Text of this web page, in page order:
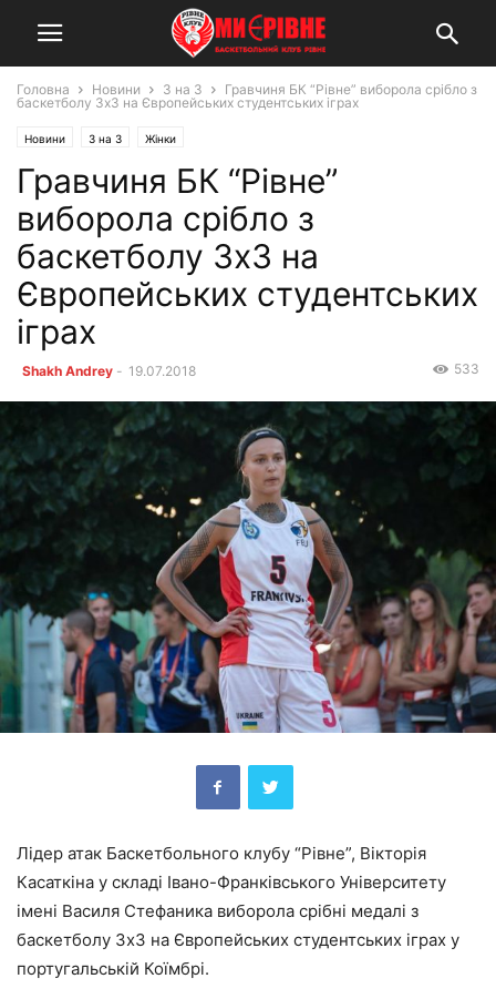
Головна Новини 3 на 3
Гравчиня БК “Рівне” виборола срібло з
баскетболу 3х3 на Європейських студентських іграх
Новини 3 на 3 Жінки
Гравчиня БК “Рівне”
виборола срібло з
баскетболу 3х3 на
Європейських студентських
іграх
Shakh Andrey - 19.07.2018 533
Лідер атак Баскетбольного клубу “Рівне”, Вікторія
Касаткіна у складі Івано-Франківського Університету
імені Василя Стефаника виборола срібні медалі з
баскетболу 3х3 на Європейських студентських іграх у
португальській Коїмбрі.